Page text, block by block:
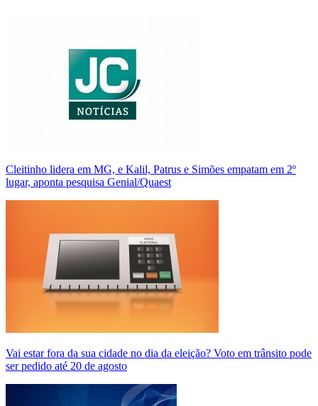
Cleitinho lidera em MG, e Kalil, Patrus e Simões empatam em 2º
lugar, aponta pesquisa Genial/Quaest
Vai estar fora da sua cidade no dia da eleição? Voto em trânsito pode
ser pedido até 20 de agosto